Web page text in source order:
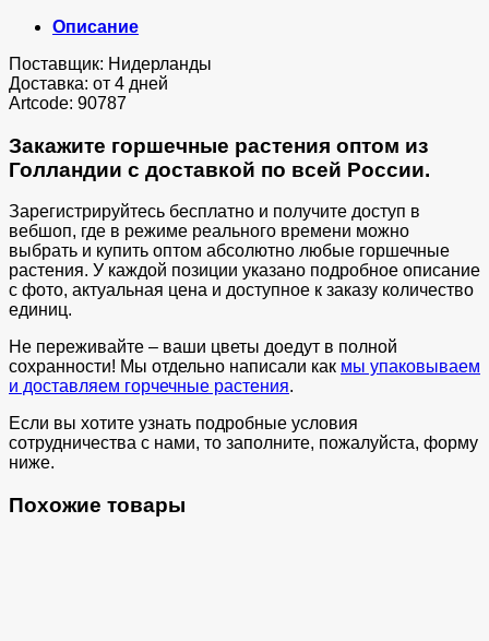
Описание
Поставщик: Нидерланды
Доставка: от 4 дней
Artcode: 90787
Закажите горшечные растения оптом из
Голландии с доставкой по всей России.
Зарегистрируйтесь бесплатно и получите доступ в
вебшоп, где в режиме реального времени можно
выбрать и купить оптом абсолютно любые горшечные
растения. У каждой позиции указано подробное описание
с фото, актуальная цена и доступное к заказу количество
единиц.
Не переживайте – ваши цветы доедут в полной
сохранности! Мы отдельно написали как мы упаковываем
и доставляем горчечные растения.
Если вы хотите узнать подробные условия
сотрудничества с нами, то заполните, пожалуйста, форму
ниже.
Похожие товары